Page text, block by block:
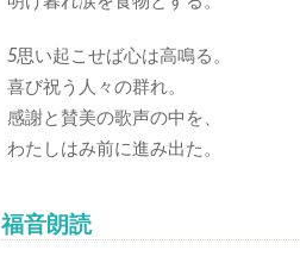
5思い起こせば心は高鳴る。
喜び祝う人々の群れ。
感謝と賛美の歌声の中を、
わたしはみ前に進み出た。
福音朗読